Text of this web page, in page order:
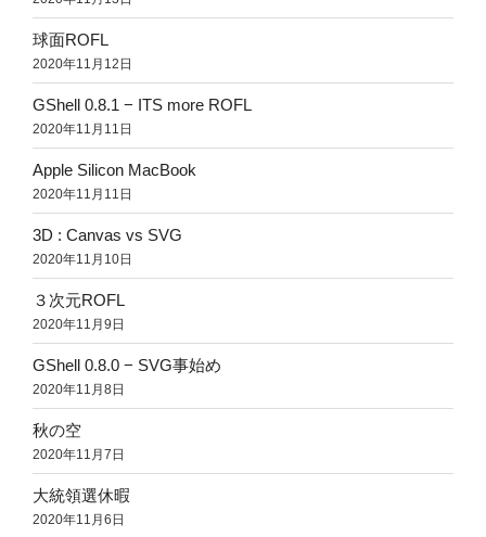
球面ROFL
2020年11月12日
GShell 0.8.1 − ITS more ROFL
2020年11月11日
Apple Silicon MacBook
2020年11月11日
3D : Canvas vs SVG
2020年11月10日
３次元ROFL
2020年11月9日
GShell 0.8.0 − SVG事始め
2020年11月8日
秋の空
2020年11月7日
大統領選休暇
2020年11月6日